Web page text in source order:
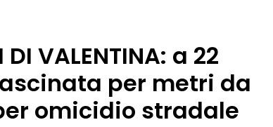
DI VALENTINA: a 22
per metri da
omicidio stradale